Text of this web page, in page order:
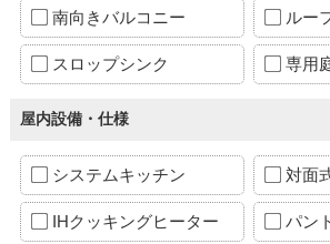
南向きバルコニー ルー
スロップシンク 専用
屋内設備・仕様
システムキッチン 対面
IHクッキングヒーター パン